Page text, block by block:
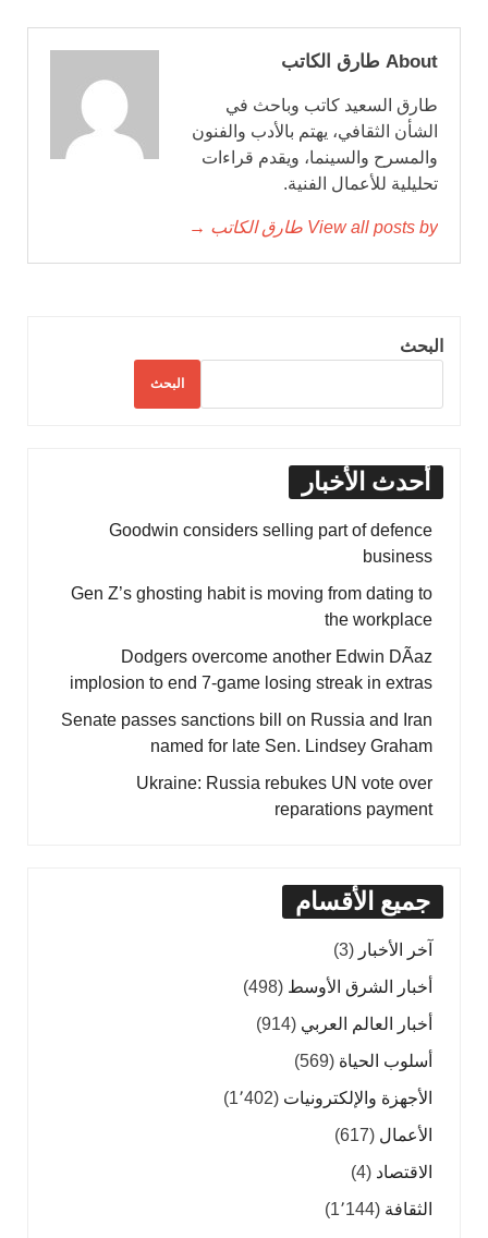
About طارق الكاتب
طارق السعيد كاتب وباحث في
الشأن الثقافي، يهتم بالأدب والفنون
والمسرح والسينما، ويقدم قراءات
تحليلية للأعمال الفنية.
View all posts by طارق الكاتب →
البحث
البحث
أحدث الأخبار
Goodwin considers selling part of defence
business
Gen Z’s ghosting habit is moving from dating to
the workplace
Dodgers overcome another Edwin DÃ­az
implosion to end 7-game losing streak in extras
Senate passes sanctions bill on Russia and Iran
named for late Sen. Lindsey Graham
Ukraine: Russia rebukes UN vote over
reparations payment
جميع الأقسام
آخر الأخبار (3)
أخبار الشرق الأوسط (498)
أخبار العالم العربي (914)
أسلوب الحياة (569)
الأجهزة والإلكترونيات (1٬402)
الأعمال (617)
الاقتصاد (4)
الثقافة (1٬144)